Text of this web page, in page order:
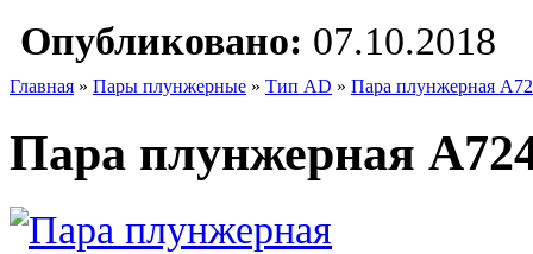
Опубликовано: 07.10.2018
Главная » Пары плунжерные » Тип AD » Пара плунжерная
Пара плунжерная